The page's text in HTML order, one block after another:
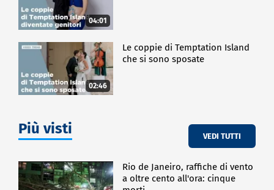
04:01
02:46
Le coppie di Temptation Island
che si sono sposate
Più visti VEDI TUTTI
Rio de Janeiro, raffiche di vento
a oltre cento all'ora: cinque